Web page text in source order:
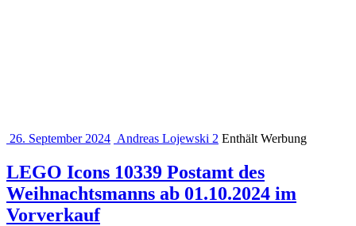
26. September 2024 Andreas Lojewski 2 Enthält Werbung
LEGO Icons 10339 Postamt des
Weihnachtsmanns ab 01.10.2024 im
Vorverkauf